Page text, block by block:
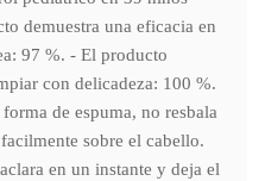
demuestra una eficacia en
97 %. - El producto
con delicadeza: 100 %.
de espuma, no resbala
sobre el cabello.
en un instante y deja el